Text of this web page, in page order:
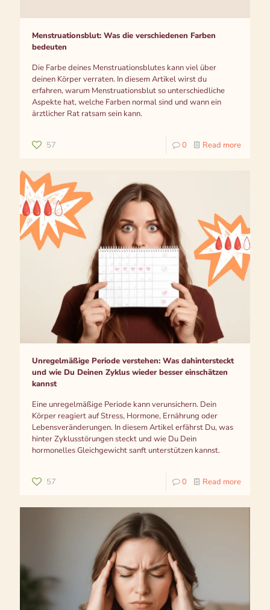
Menstruationsblut: Was die verschiedenen Farben
bedeuten
Die Farbe deines Menstruationsblutes kann viel über
deinen Körper verraten. In diesem Artikel wirst du
erfahren, warum Menstruationsblut so unterschiedliche
Aspekte hat, welche Farben normal sind und wann ein
ärztlicher Rat ratsam sein kann.
57 0 Read more
Unregelmäßige Periode verstehen: Was dahintersteckt
und wie Du Deinen Zyklus wieder besser einschätzen
kannst
Eine unregelmäßige Periode kann verunsichern. Dein
Körper reagiert auf Stress, Hormone, Ernährung oder
Lebensveränderungen. In diesem Artikel erfährst Du, was
hinter Zyklusstörungen steckt und wie Du Dein
hormonelles Gleichgewicht sanft unterstützen kannst.
57 0 Read more